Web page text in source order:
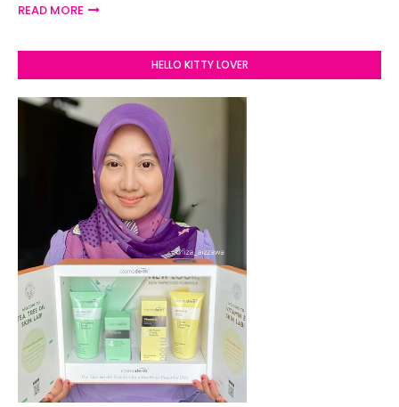
READ MORE
HELLO KITTY LOVER